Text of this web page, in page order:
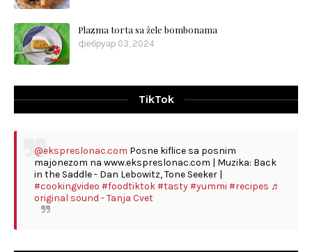
Plazma torta sa žele bombonama
фебруар 03, 2024
TikTok
@ekspreslonac.com Posne kiflice sa posnim
majonezom na www.ekspreslonac.com | Muzika: Back
in the Saddle - Dan Lebowitz, Tone Seeker |
#cookingvideo #foodtiktok#tasty#yummi #recipes ♬
original sound - Tanja Cvet